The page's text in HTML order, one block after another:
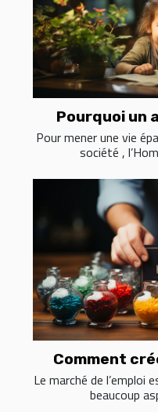
Pourquoi un
Pour mener une vie
société ,
Comment
Le marché de l’emploi
beaucoup